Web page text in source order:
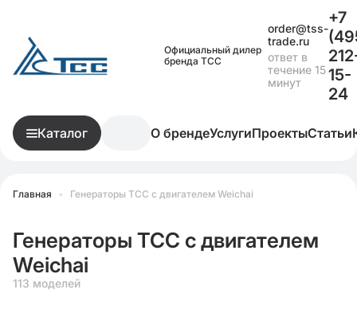
Официальный дилер
бренда ТСС
order@tss-
trade.ru
ответ в
течение 15
минут
+7
15-
24
Каталог О брендеУслугиПроектыСтатьи
Главная • Генераторы ТСС c двигателем Weichai
Генераторы ТСС c двигателем
Weichai
113 моделей